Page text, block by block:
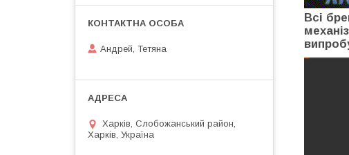
Всі
Андрей, Тетяна
Харків, Слобожанський район,
Харків, Україна